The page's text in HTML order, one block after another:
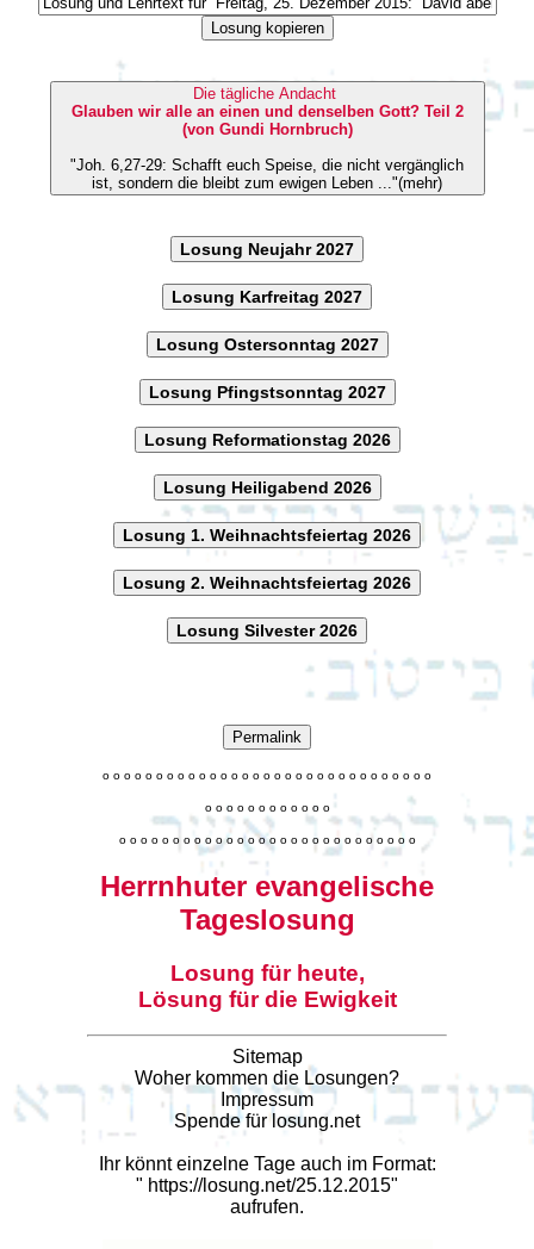
Losung kopieren
Die tägliche Andacht
Glauben wir alle an einen und denselben Gott? Teil 2
(von Gundi Hornbruch)
"Joh. 6,27-29: Schafft euch Speise, die nicht vergänglich
ist, sondern die bleibt zum ewigen Leben ..."(mehr)
Losung Neujahr 2027
Losung Karfreitag 2027
Losung Ostersonntag 2027
Losung Pfingstsonntag 2027
Losung Reformationstag 2026
Losung Heiligabend 2026
Losung 1. Weihnachtsfeiertag 2026
Losung 2. Weihnachtsfeiertag 2026
Losung Silvester 2026
Permalink
o o o o o o o o o o o o o o o o o o o o o o o o o o o o o o o
o o o o o o o o o o o o
o o o o o o o o o o o o o o o o o o o o o o o o o o o o
Herrnhuter evangelische
Tageslosung
Losung für heute,
Lösung für die Ewigkeit
Sitemap
Woher kommen die Losungen?
Impressum
Spende für losung.net
Ihr könnt einzelne Tage auch im Format:
" https://losung.net/25.12.2015"
aufrufen.